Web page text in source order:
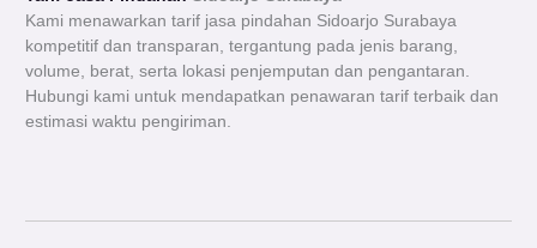
Kami menawarkan tarif jasa pindahan Sidoarjo Surabaya
kompetitif dan transparan, tergantung pada jenis barang,
volume, berat, serta lokasi penjemputan dan pengantaran.
Hubungi kami untuk mendapatkan penawaran tarif terbaik dan
estimasi waktu pengiriman.